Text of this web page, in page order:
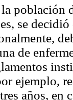
población
se
de
ejemplo,
años,